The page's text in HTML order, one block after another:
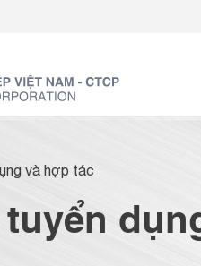
và hợp tác